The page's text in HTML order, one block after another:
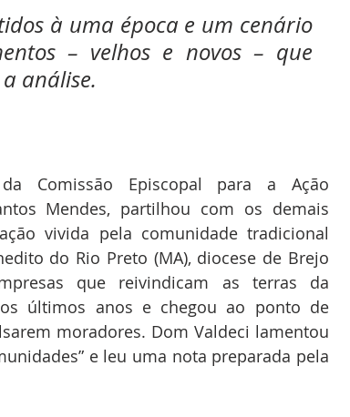
à uma época e um cenário
– velhos e novos – que
análise.
Comissão Episcopal para a Ação
Mendes, partilhou com os demais
vivida pela comunidade tradicional
do Rio Preto (MA), diocese de Brejo
que reivindicam as terras da
últimos anos e chegou ao ponto de
moradores. Dom Valdeci lamentou
e leu uma nota preparada pela